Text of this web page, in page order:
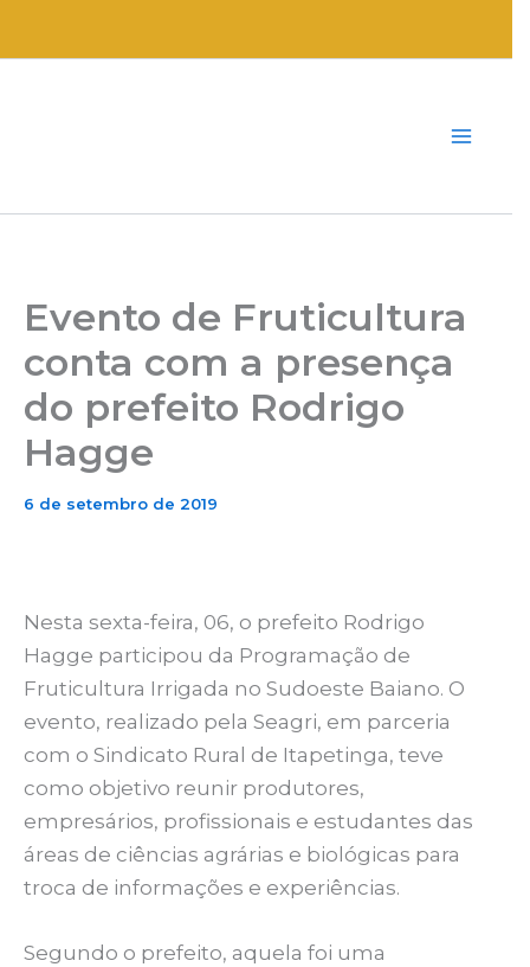
Evento de Fruticultura
conta com a presença
do prefeito Rodrigo
Hagge
6 de setembro de 2019
Nesta sexta-feira, 06, o prefeito Rodrigo
Hagge participou da Programação de
Fruticultura Irrigada no Sudoeste Baiano. O
evento, realizado pela Seagri, em parceria
com o Sindicato Rural de Itapetinga, teve
como objetivo reunir produtores,
empresários, profissionais e estudantes das
áreas de ciências agrárias e biológicas para
troca de informações e experiências.
Segundo o prefeito, aquela foi uma